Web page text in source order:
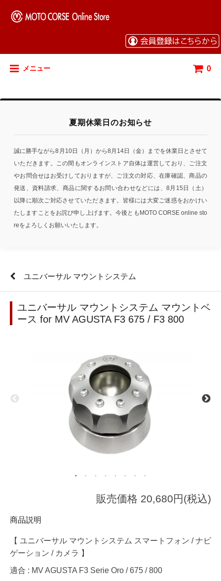
メニュー 0
夏期休業日のお知らせ
誠に勝手ながら8月10日（月）から8月14日（金）までを休業日とさせて
いただきます。この間もオンラインストア自体は運営しており、ご注文
やお問合せはお受けしておりますが、ご注文の対応、在庫確認、商品の
発送、資料請求、商品に関するお問い合わせなどには、8月15日（土）
以降に順次ご対応させていただきます。皆様には大変ご迷惑をおかけい
たしますことをお詫び申し上げます。今後ともMOTO CORSE online sto
reをよろしくお願いいたします。
ユニバーサル マウントシステム
ユニバーサル マウントシステム マウントベ
ース for MV AGUSTA F3 675 / F3 800
販売価格 20,680円(税込)
商品説明
【 ユニバーサル マウントシステム スマートフォン / ナビ
ゲーション / カメラ 】
適合 : MV AGUSTA F3 Serie Oro / 675 / 800